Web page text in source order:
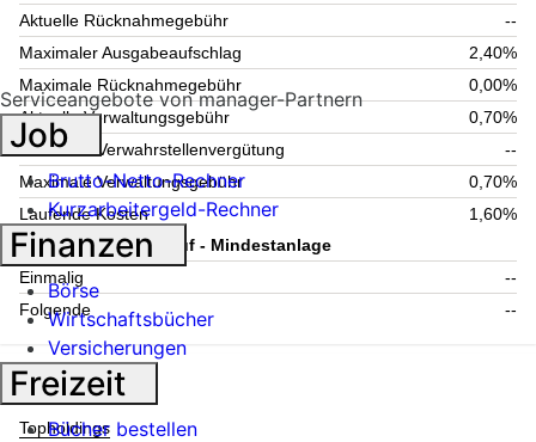
Aktuelle Rücknahmegebühr
--
Maximaler Ausgabeaufschlag
2,40%
Maximale Rücknahmegebühr
0,00%
Aktuelle Verwaltungsgebühr
0,70%
Maximale Verwahrstellenvergütung
--
Maximale Verwaltungsgebühr
0,70%
Laufende Kosten
1,60%
Information zum Kauf - Mindestanlage
Einmalig
--
Folgende
--
Fondsstruktur
Topholdings
Serviceangebote von manager-Partnern
Job
Brutto-Netto-Rechner
Kurzarbeitergeld-Rechner
Finanzen
Börse
Wirtschaftsbücher
Versicherungen
Freizeit
Bücher bestellen